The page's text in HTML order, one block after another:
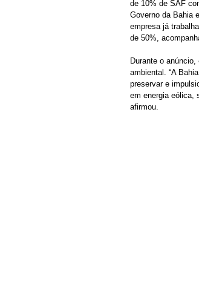
de 10% de SAF
Governo da Bahia
empresa já
de 50%,
Durante o
ambiental. “A
preservar e
em energia eólica,
afirmou.